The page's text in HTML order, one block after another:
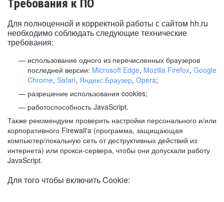
Требования к ПО
Для полноценной и корректной работы с сайтом hh.ru
необходимо соблюдать следующие технические
требования:
использование одного из перечисленных браузеров
последней версии: Microsoft Edge, Mozilla Firefox, Google
Chrome, Safari, Яндекс.Браузер, Opera;
разрешение использования cookies;
работоспособность JavaScript.
Также рекомендуем проверить настройки персонального и/или
корпоративного Firewall'a (программа, защищающая
компьютер/локальную сеть от деструктивных действий из
интернета) или прокси-сервера, чтобы они допускали работу
JavaScript.
Для того чтобы включить Cookie: